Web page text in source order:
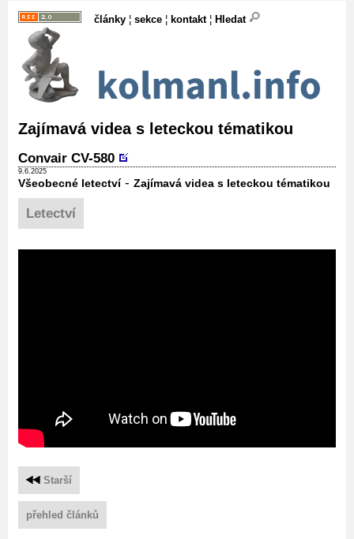
články ¦ sekce ¦ kontakt¦ Hledat
Zajímavá videa s leteckou tématikou
Convair CV-580
9.6.2025
Všeobecné letectví- Zajímavá videa s leteckou tématikou
Letectví
Starší
přehled článků